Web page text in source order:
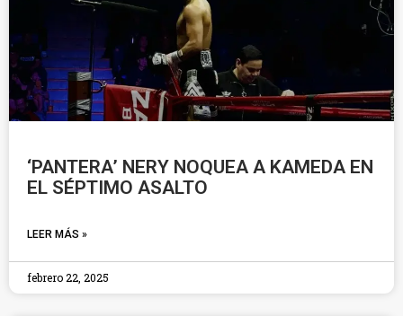
‘PANTERA’ NERY NOQUEA A KAMEDA EN
EL SÉPTIMO ASALTO
LEER MÁS »
febrero 22, 2025